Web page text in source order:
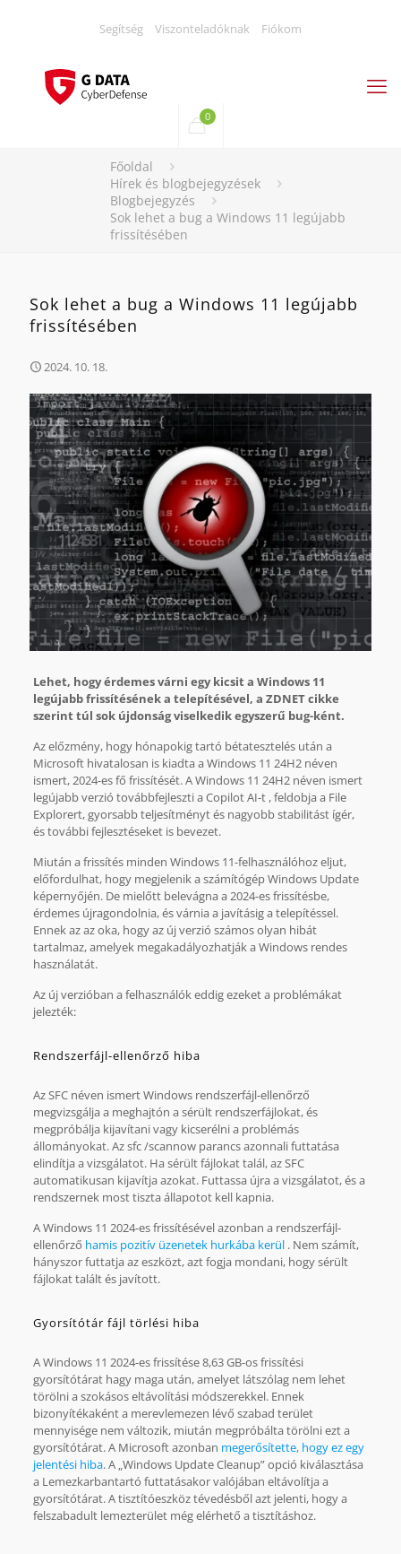
Segítség Viszonteladóknak Fiókom
0
Főoldal
Hírek és blogbejegyzések
Blogbejegyzés
Sok lehet a bug a Windows 11 legújabb
frissítésében
Sok lehet a bug a Windows 11 legújabb
frissítésében
2024. 10. 18.
Lehet, hogy érdemes várni egy kicsit a Windows 11
legújabb frissítésének a telepítésével, a ZDNET cikke
szerint túl sok újdonság viselkedik egyszerű bug-ként.
Az előzmény, hogy hónapokig tartó bétatesztelés után a
Microsoft hivatalosan is kiadta a Windows 11 24H2 néven
ismert, 2024-es fő frissítését. A Windows 11 24H2 néven ismert
legújabb verzió továbbfejleszti a Copilot AI-t , feldobja a File
Explorert, gyorsabb teljesítményt és nagyobb stabilitást ígér,
és további fejlesztéseket is bevezet.
Miután a frissítés minden Windows 11-felhasználóhoz eljut,
előfordulhat, hogy megjelenik a számítógép Windows Update
képernyőjén. De mielőtt belevágna a 2024-es frissítésbe,
érdemes újragondolnia, és várnia a javításig a telepítéssel.
Ennek az az oka, hogy az új verzió számos olyan hibát
tartalmaz, amelyek megakadályozhatják a Windows rendes
használatát.
Az új verzióban a felhasználók eddig ezeket a problémákat
jelezték:
Rendszerfájl-ellenőrző hiba
Az SFC néven ismert Windows rendszerfájl-ellenőrző
megvizsgálja a meghajtón a sérült rendszerfájlokat, és
megpróbálja kijavítani vagy kicserélni a problémás
állományokat. Az sfc /scannow parancs azonnali futtatása
elindítja a vizsgálatot. Ha sérült fájlokat talál, az SFC
automatikusan kijavítja azokat. Futtassa újra a vizsgálatot, és a
rendszernek most tiszta állapotot kell kapnia.
A Windows 11 2024-es frissítésével azonban a rendszerfájl-
ellenőrző hamis pozitív üzenetek hurkába kerül. Nem számít,
hányszor futtatja az eszközt, azt fogja mondani, hogy sérült
fájlokat talált és javított.
Gyorsítótár fájl törlési hiba
A Windows 11 2024-es frissítése 8,63 GB-os frissítési
gyorsítótárat hagy maga után, amelyet látszólag nem lehet
törölni a szokásos eltávolítási módszerekkel. Ennek
bizonyítékaként a merevlemezen lévő szabad terület
mennyisége nem változik, miután megpróbálta törölni ezt a
gyorsítótárat. A Microsoft azonban megerősítette, hogy ez egy
jelentési hiba. A „Windows Update Cleanup” opció kiválasztása
a Lemezkarbantartó futtatásakor valójában eltávolítja a
gyorsítótárat. A tisztítóeszköz tévedésből azt jelenti, hogy a
felszabadult lemezterület még elérhető a tisztításhoz.